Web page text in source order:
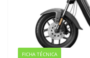
FICHA TÉCNICA